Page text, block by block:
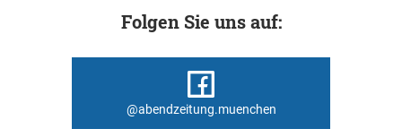
Folgen Sie uns auf:
@abendzeitung.muenchen